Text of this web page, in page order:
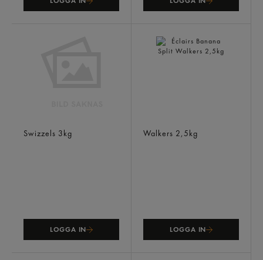
Swizzels 3kg
LOGGA IN
Walkers 2,5kg
LOGGA IN